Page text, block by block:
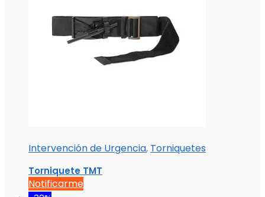
Intervención de Urgencia, Torniquetes
Torniquete TMT
Notificarme